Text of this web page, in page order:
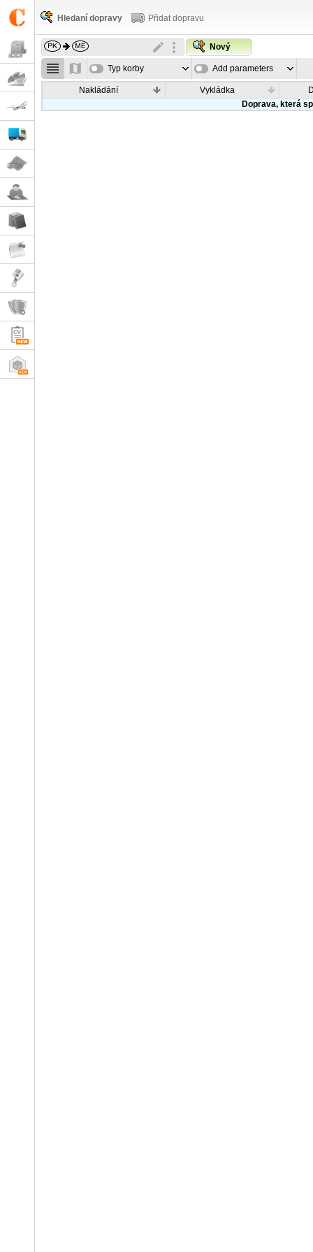
Hledaní dopravy Přidat dopravu
Nový
Typ korby Add parameters
Nakládání Vykládka
Doprava, která